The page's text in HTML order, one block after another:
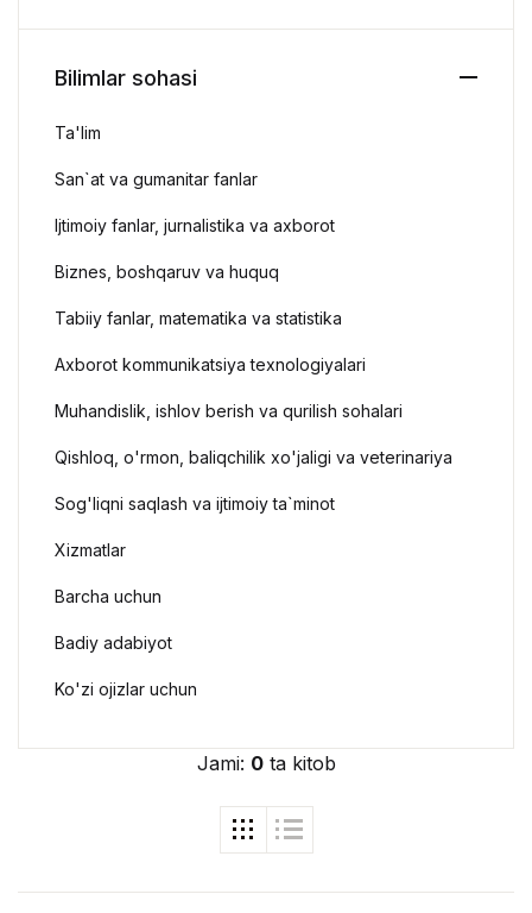
Jami: 0ta kitob
Bilimlar sohasi
Ta'lim
San`at va gumanitar fanlar
Ijtimoiy fanlar, jurnalistika va axborot
Biznes, boshqaruv va huquq
Tabiiy fanlar, matematika va statistika
Axborot kommunikatsiya texnologiyalari
Muhandislik, ishlov berish va qurilish sohalari
Qishloq, o'rmon, baliqchilik xo'jaligi va veterinariya
Sog'liqni saqlash va ijtimoiy ta`minot
Xizmatlar
Barcha uchun
Badiy adabiyot
Ko'zi ojizlar uchun